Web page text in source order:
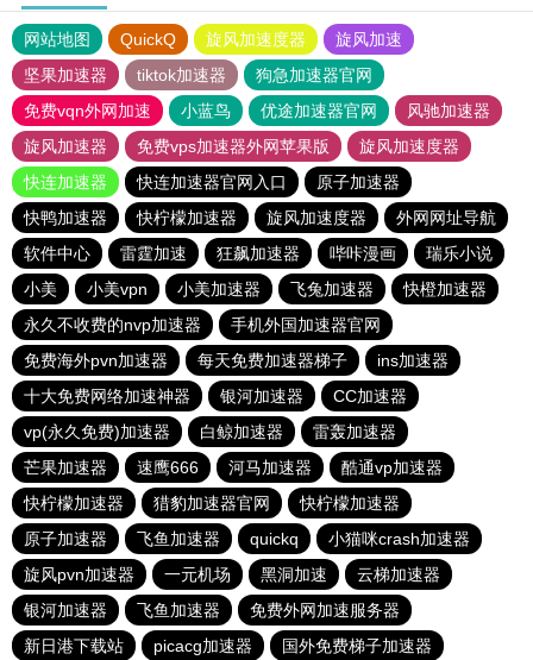
网站地图 QuickQ 旋风加速度器
旋风加速
坚果加速器
tiktok加速器
狗急加速器官网
免费vqn外网加速
小蓝鸟 优途加速器官网
风驰加速器
旋风加速器
免费vps加速器外网苹果版
旋风加速度器
快连加速器
快连加速器官网入口
原子加速器
快鸭加速器
快柠檬加速器 旋风加速度器
外网网址导航
软件中心
雷霆加速 狂飙加速器 哔咔漫画
瑞乐小说
小美
小美vpn 小美加速器 飞兔加速器
快橙加速器
永久不收费的nvp加速器
手机外国加速器官网
免费海外pvn加速器
每天免费加速器梯子
ins加速器
十大免费网络加速神器
银河加速器
CC加速器
vp(永久免费)加速器
白鲸加速器
雷轰加速器
芒果加速器
速鹰666 河马加速器
酷通vp加速器
快柠檬加速器
猎豹加速器官网
快柠檬加速器
原子加速器
飞鱼加速器 quickq
小猫咪crash加速器
旋风pvn加速器
一元机场 黑洞加速
云梯加速器
银河加速器
飞鱼加速器
免费外网加速服务器
新日港下载站
picacg加速器 国外免费梯子加速器